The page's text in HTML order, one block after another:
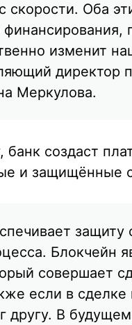
скорости. Оба
изменит
директор
Меркулова.
банк создаст
и защищённые
Блокчейн
совершает
если в
другу. В